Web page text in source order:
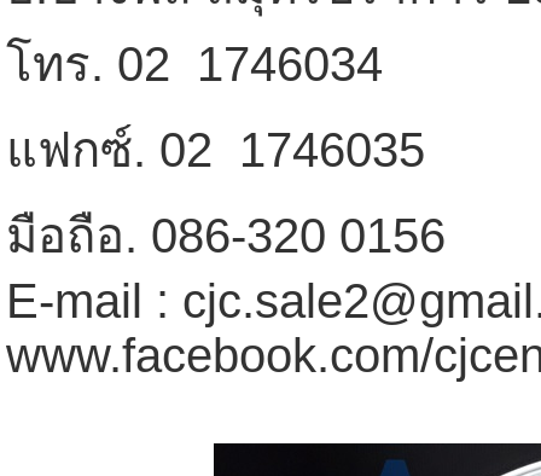
โทร. 02  1746034
แฟกซ์. 02  1746035
มือถือ. 086-320 0156
E-mail :
www.facebook.com/